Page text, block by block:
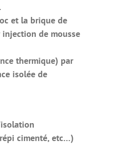
et la brique de
de mousse
thermique) par
isolée de
cimenté, etc…)